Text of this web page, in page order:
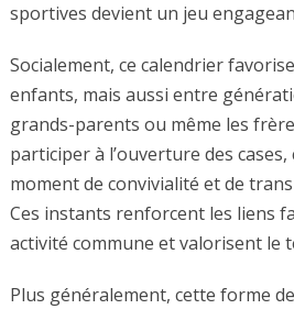
sportives devient un jeu
Socialement, ce calendrier
enfants, mais aussi entre
grands-parents ou même les
participer à l’ouverture des
moment de convivialité et de
Ces instants renforcent les liens
activité commune et valorisent le
Plus généralement, cette forme